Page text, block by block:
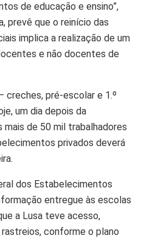
de educação e ensino”,
prevê que o reinício das
implica a realização de um
e não docentes de
creches, pré-escolar e 1.º
um dia depois da
de 50 mil trabalhadores
privados deverá
dos Estabelecimentos
entregue às escolas
a Lusa teve acesso,
conforme o plano